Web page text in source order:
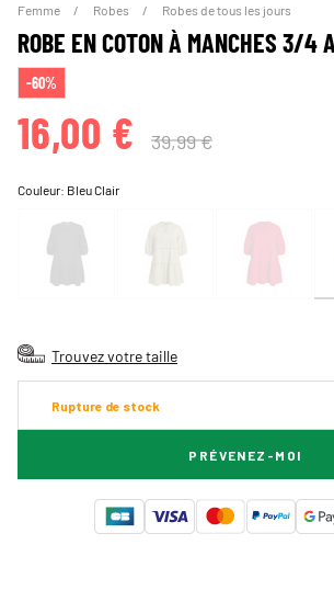
Femme Robes Robes de tous les jours
ROBE EN COTON À MANCHES 3/4
-60%
16,00 € 39,99 €
Couleur: Bleu Clair
Trouvez votre taille
Rupture de stock
PRÉVENEZ-MOI